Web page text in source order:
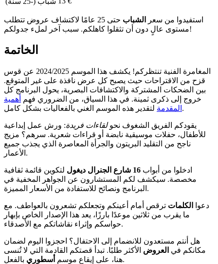
استفيدوا من سعر الشباب
حتى 25 عامًا لاكتشاف عروض تتطلب
مستوى عالٍ دون أن تثقلوا كاهلكم. سبب آخر لملء جدولكم!
الخاتمة
المغامرة الفنية تنتظركم! يكشف هذا الموسم 2024/2025 عن قوس
قزح من الاقتراحات حيث يصبح كل عرض نافذة على غير المتوقع.
بين الضحكات المشتركة والاكتشافات البصرية، يحول البرنامج كل
خروج إلى ذكرى ثمينة. في هذا السياق، من الضروري فهم أهمية
المقدمة لتقدير هذه الموسم الغني بالفعاليات بشكل كامل.
يقودكم الفريق الشغوف نحولقاءات فريدة: ورش عمل إبداعية
للأطفال، حفلات موسيقية نابضة أو قراءات شعرية. سرهم؟ مزيج
ناجح من التقليد البريتون والجرأة المعاصرة الذي يجذب جميع
الأعمار.
ادخلوا من أبواب 16 شارع الجنرال ديغول
لتكوين قائمة ثقافية
مخصصة. سيكشف لكم المستشارون عن الجواهر المخفية في
البرنامج ونصائح للاستفادة من الأسعار المميزة.
دعوا الكلمات ترقص أمام أعينكم وتجعلكم تشعرون بالعواطف. مع
ما يقرب من ثلاثين موعدًا بارزًا، يعد هذا الإصدار الخاص بإبهار
حواسكم وإثراء نقاشاتكم مع الأصدقاء.
هل أنتم مستعدون للانضمام إلى الاحتفال؟ احجزوا اليوم لضمان
مكانكم في العروض الأكثر طلبًا. تبدأ قصتكم القادمة التي لا تُنسى
هنا، على إيقاع موسم أسطوري بالفعل.